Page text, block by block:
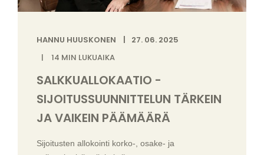
HANNU HUUSKONEN
27. 06. 2025
14 MIN LUKUAIKA
SALKKUALLOKAATIO -
SIJOITUSSUUNNITTELUN TÄRKEIN
JA VAIKEIN PÄÄMÄÄRÄ
Sijoitusten allokointi korko-, osake- ja